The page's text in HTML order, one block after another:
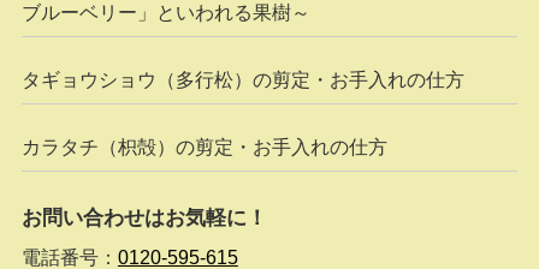
ブルーベリー」といわれる果樹～
タギョウショウ（多行松）の剪定・お手入れの仕方
カラタチ（枳殻）の剪定・お手入れの仕方
お問い合わせはお気軽に！
電話番号： 0120-595-615